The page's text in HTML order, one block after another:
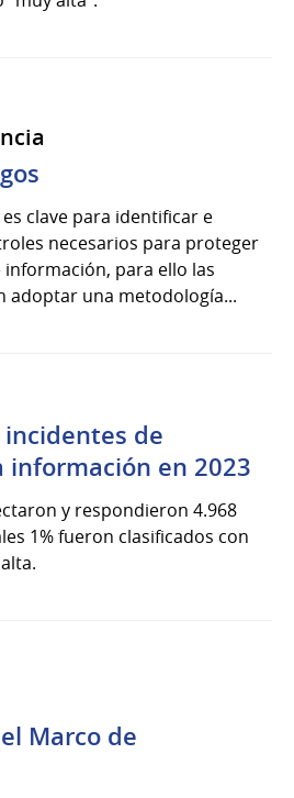
clave para identificar e
necesarios para proteger
para ello las
adoptar una metodología...
de
información en 2023
y respondieron 4.968
1% fueron clasificados con
Marco de